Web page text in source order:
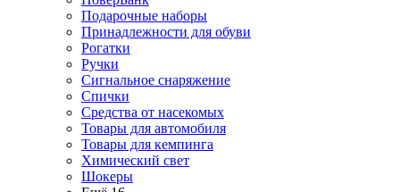
Подарочные наборы
Принадлежности для обуви
Рогатки
Ручки
Сигнальное снаряжение
Спички
Средства от насекомых
Товары для автомобиля
Товары для кемпинга
Химический свет
Шокеры